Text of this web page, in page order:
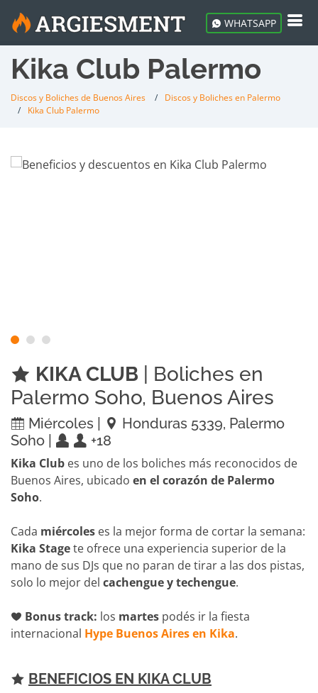
WHATSAPP
Kika Club Palermo
Discos y Boliches de Buenos Aires
Discos y Boliches en Palermo
Kika Club Palermo
KIKA CLUB | Boliches en
Palermo Soho, Buenos Aires
Miércoles |
Honduras 5339, Palermo
Soho |
+18
Kika Club es uno de los boliches más reconocidos de
Buenos Aires, ubicado en el corazón de Palermo
Soho.
Cada miércoles es la mejor forma de cortar la semana:
Kika Stagete ofrece una experiencia superior de la
mano de sus DJs que no paran de tirar a las dos pistas,
solo lo mejor del cachengue y techengue.
Bonus track: los martes podés ir la fiesta
internacional Hype Buenos Aires en Kika.
BENEFICIOS EN KIKA CLUB